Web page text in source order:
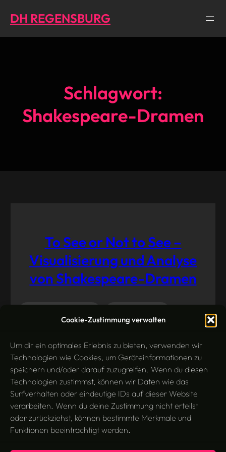
Cookie-Zustimmung verwalten
Um dir ein optimales Erlebnis zu bieten, verwenden wir
Technologien wie Cookies, um Geräteinformationen zu
speichern und/oder darauf zuzugreifen. Wenn du diesen
Technologien zustimmst, können wir Daten wie das
Surfverhalten oder eindeutige IDs auf dieser Website
verarbeiten. Wenn du deine Zustimmung nicht erteilst
oder zurückziehst, können bestimmte Merkmale und
Funktionen beeinträchtigt werden.
zum
Inhalt
DH REGENSBURG
Schlagwort:
Shakespeare-Dramen
To See or Not to See –
Visualisierung und Analyse
von Shakespeare-Dramen
Mai 26,